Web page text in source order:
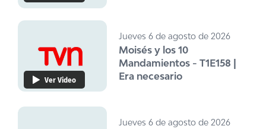
Ver Video
Jueves 6 de agosto de 2026
Moisés y los 10
Mandamientos - T1E158 |
Era necesario
Jueves 6 de agosto de 2026